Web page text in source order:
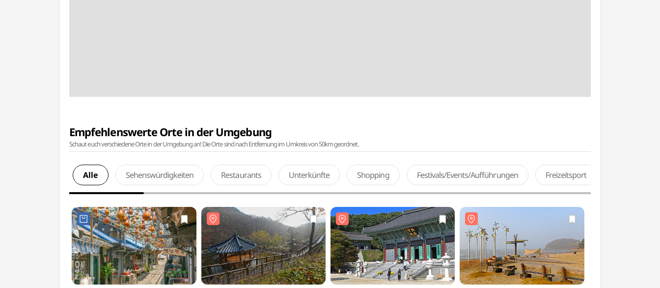
Empfehlenswerte Orte in der Umgebung
Schaut euch verschiedene Orte in der Umgebung an! Die Orte sind nach Entfernung im Umkreis von 50km geordnet.
Alle Sehenswürdigkeiten Restaurants Unterkünfte Shopping Festivals/Events/Aufführungen Freizeitsport